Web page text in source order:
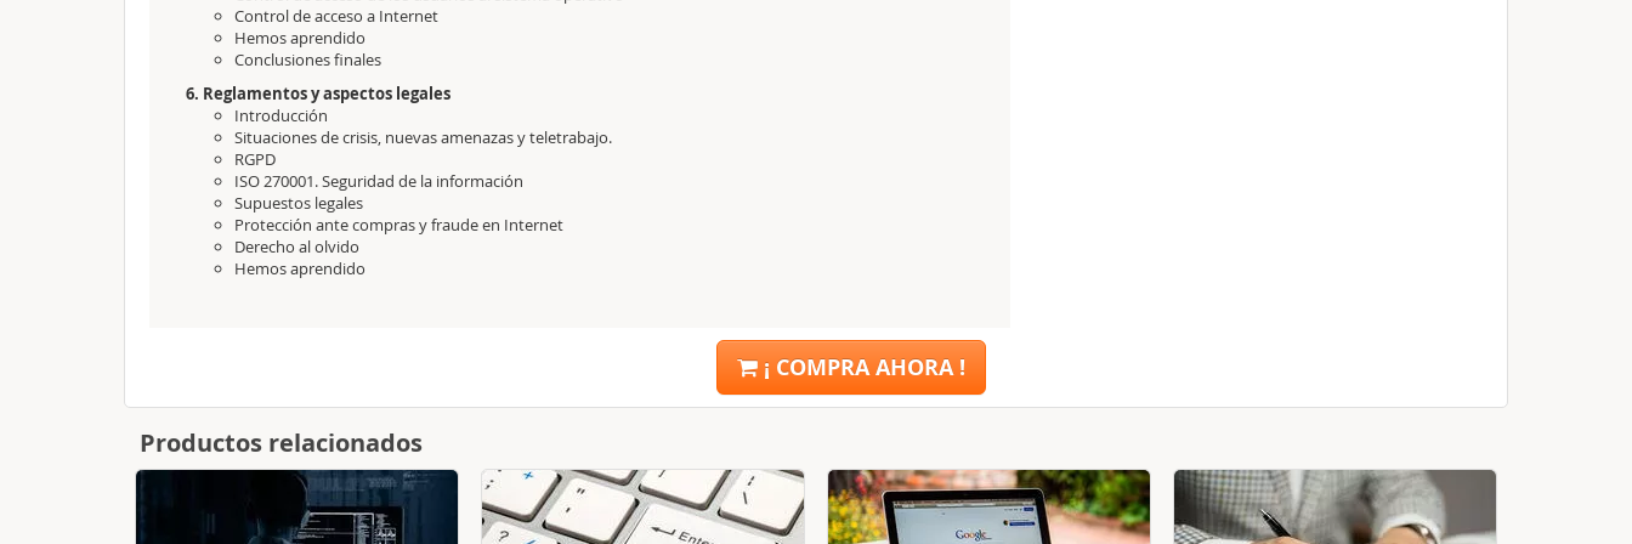
Control de acceso a Internet
Hemos aprendido
Conclusiones finales
6. Reglamentos y aspectos legales
Introducción
Situaciones de crisis, nuevas amenazas y teletrabajo.
RGPD
ISO 270001. Seguridad de la información
Supuestos legales
Protección ante compras y fraude en Internet
Derecho al olvido
Hemos aprendido
¡ COMPRA AHORA !
Productos relacionados